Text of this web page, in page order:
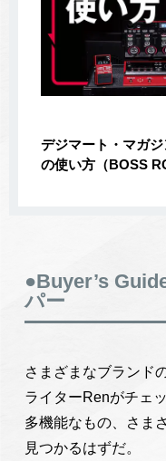
デジマート・マガ
の使い方（BOSS
●Buyer’s
パー
さまざまなブランド
ライターRenがチェ
多機能なもの、さま
見つかるはずだ。